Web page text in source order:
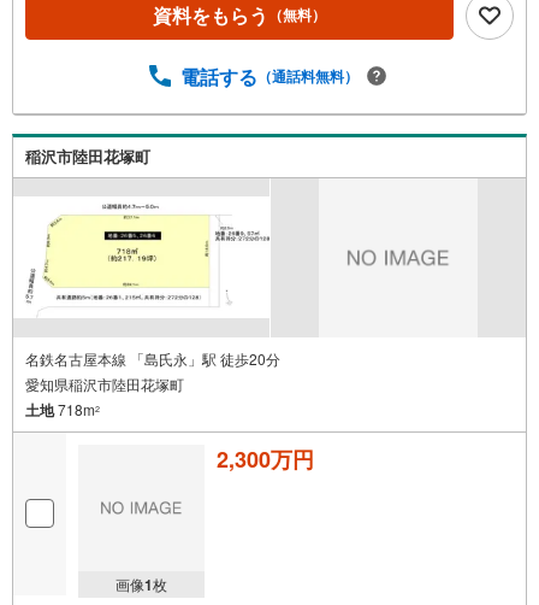
資料をもらう （無料）
電話する （通話料無料）
稲沢市陸田花塚町
名鉄名古屋本線 「島氏永」駅 徒歩20分
愛知県稲沢市陸田花塚町
土地718m2
画像1枚
2,300万円